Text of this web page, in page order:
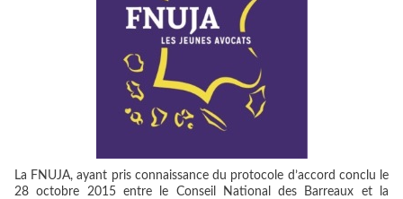
La FNUJA, ayant pris connaissance du protocole d’accord conclu le
28 octobre 2015 entre le Conseil National des Barreaux et la